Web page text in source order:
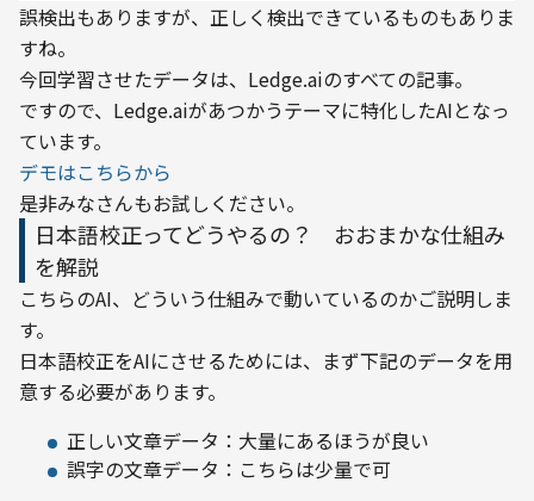
誤検出もありますが、正しく検出できているものもありま
すね。
今回学習させたデータは、Ledge.aiのすべての記事。
ですので、Ledge.aiがあつかうテーマに特化したAIとなっ
ています。
デモはこちらから
是非みなさんもお試しください。
日本語校正ってどうやるの？ おおまかな仕組み
を解説
こちらのAI、どういう仕組みで動いているのかご説明しま
す。
日本語校正をAIにさせるためには、まず下記のデータを用
意する必要があります。
正しい文章データ：大量にあるほうが良い
誤字の文章データ：こちらは少量で可